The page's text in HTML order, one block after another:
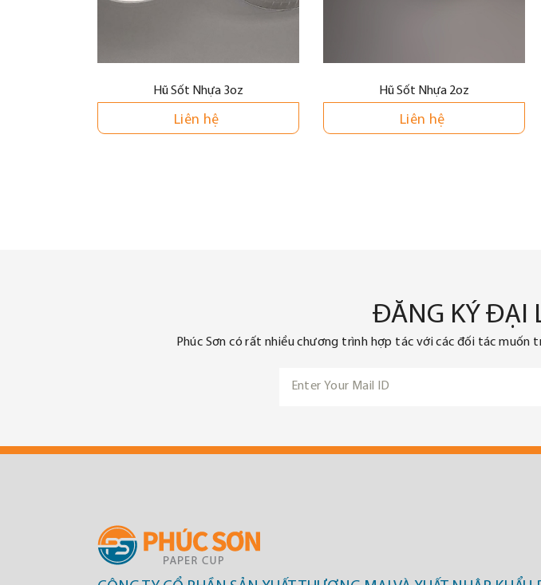
Hũ Sốt Nhựa 3oz
Liên hệ
Hũ Sốt Nhựa 2oz
Liên hệ
ĐĂNG KÝ ĐẠI
Phúc Sơn có rất nhiều chương trình hợp tác với các đối tác